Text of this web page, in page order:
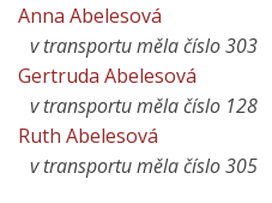
Anna Abelesová
v transportu měla číslo 303
Gertruda Abelesová
v transportu měla číslo 128
Ruth Abelesová
v transportu měla číslo 305